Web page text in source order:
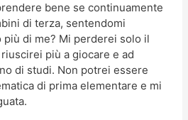
bene se continuamente
di terza, sentendomi
di me? Mi perderei solo il
più a giocare e ad
di studi. Non potrei essere
di prima elementare e mi